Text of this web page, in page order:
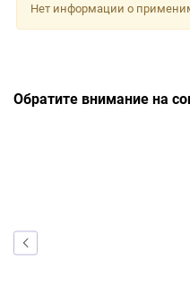
Нет информации о
Обратите внимание на